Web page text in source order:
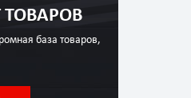
ТОВАРОВ
база товаров,